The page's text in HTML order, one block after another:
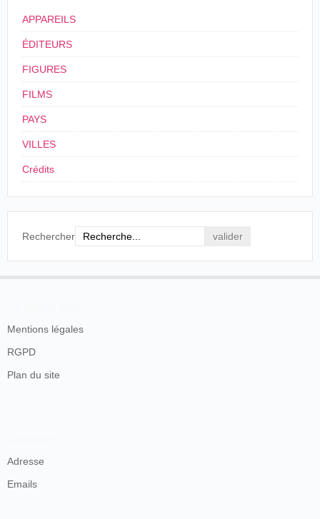
APPAREILS
ÉDITEURS
FIGURES
FILMS
PAYS
VILLES
Crédits
Rechercher
Mentions légales
RGPD
Plan du site
Adresse
Emails